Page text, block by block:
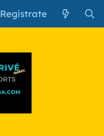
Regístrate